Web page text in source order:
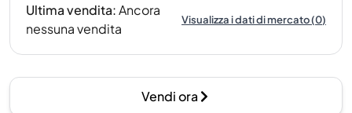
Ultima vendita:Ancora
nessuna vendita
Visualizza i dati di mercato(0)
Vendi ora